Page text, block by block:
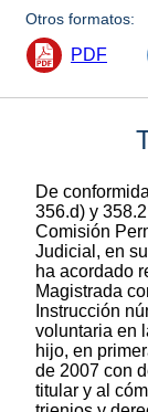
Otros formatos:
PDF
De
356.d) y
Comisión
Judicial, en
ha acordado
Magistrada
Instrucción
voluntaria en
hijo, en
de 2007 con
titular y al